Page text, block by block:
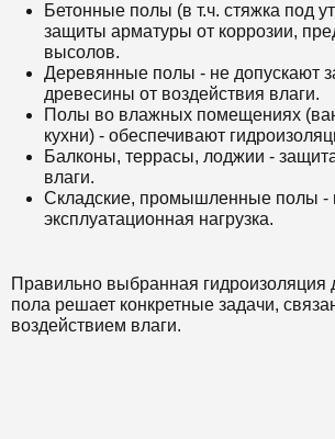
Бетонные полы (в т.ч. стяжка под
защиты арматуры от коррозии,
высолов.
Деревянные полы - не допускают
древесины от воздействия влаги.
Полы во влажных помещениях
кухни) - обеспечивают
Балконы, террасы, лоджии -
влаги.
Складские, промышленные полы -
эксплуатационная нагрузка.
Правильно выбранная гидроизоляция
пола решает конкретные задачи,
воздействием влаги.